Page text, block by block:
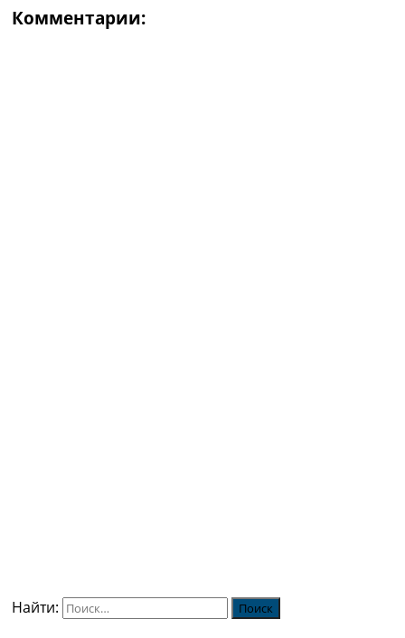
Комментарии:
Найти: